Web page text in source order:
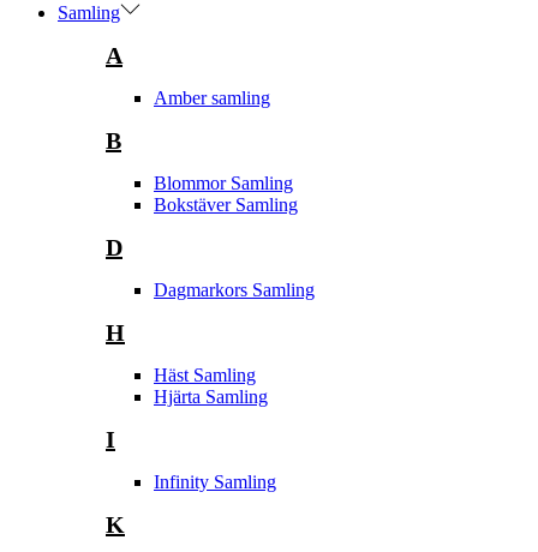
Samling
A
Amber samling
B
Blommor Samling
Bokstäver Samling
D
Dagmarkors Samling
H
Häst Samling
Hjärta Samling
I
Infinity Samling
K